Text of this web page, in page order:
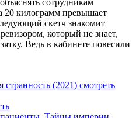
сотрудникам
20 килограмм превышает
скетч знакомит
который не знает,
Ведь в кабинете повесили